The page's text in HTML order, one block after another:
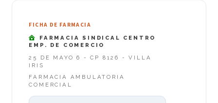
FICHA DE FARMACIA
FARMACIA SINDICAL CENTRO
EMP. DE COMERCIO
25 DE MAYO 6 - CP 8126 - VILLA
IRIS
FARMACIA AMBULATORIA
COMERCIAL